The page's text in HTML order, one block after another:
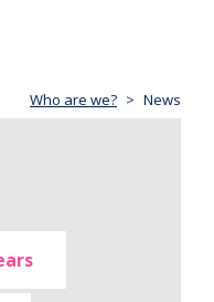
Who are we? News